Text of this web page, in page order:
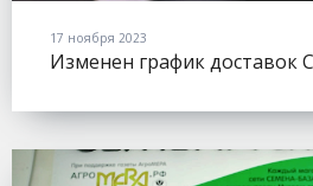
17 ноября 2023
Изменен график доставок